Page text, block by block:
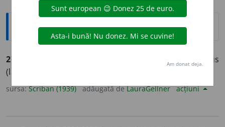
Explicative DEX
2) a
v. ajutător p. formarea pers. III sing. a perf. compus
(lat.
sursa:Scriban (1939) adăugată deLauraGellner acțiuni
Am donat deja.